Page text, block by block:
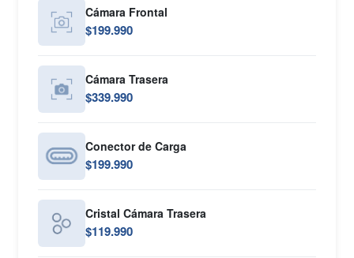
Cámara Frontal
$199.990
Cámara Trasera
$339.990
Conector de Carga
$199.990
Cristal Cámara Trasera
$119.990